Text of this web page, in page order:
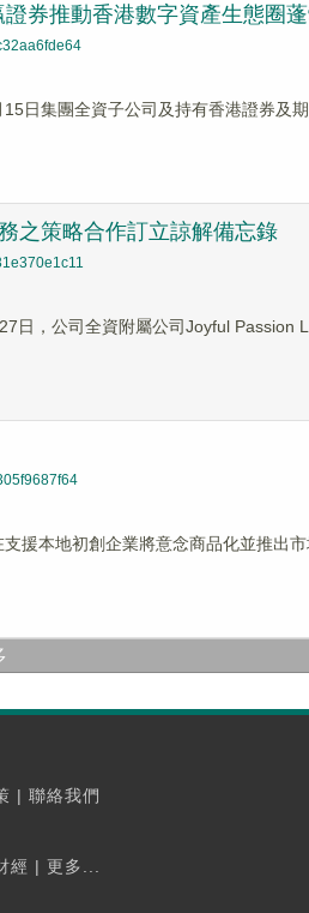
券推動香港數字資產生態圈
日集團全資子公司及持有香港證券及
之策略合作訂立諒解備忘錄
日，公司全資附屬公司Joyful Passion
援本地初創企業將意念商品化並推出
| 聯絡我們
經 | 更多...